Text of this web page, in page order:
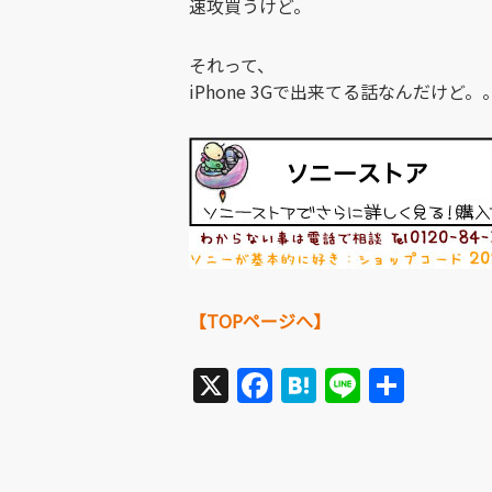
それって、
iPhone 3Gで出来てる話なんだけど。
【TOPページへ】
X Facebook
Hatena
Line